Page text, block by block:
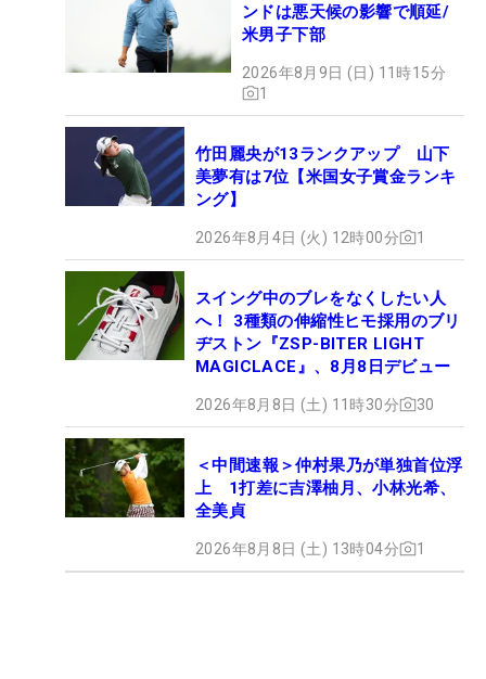
ンドは悪天候の影響で順延/
米男子下部
2026年8月9日 (日) 11時15分
1
竹田麗央が13ランクアップ 山下
美夢有は7位【米国女子賞金ランキ
ング】
2026年8月4日 (火) 12時00分 1
スイング中のブレをなくしたい人
へ！ 3種類の伸縮性ヒモ採用のブリ
ヂストン『ZSP-BITER LIGHT
MAGICLACE』、8月8日デビュー
2026年8月8日 (土) 11時30分 30
＜中間速報＞仲村果乃が単独首位浮
上 1打差に吉澤柚月、小林光希、
全美貞
2026年8月8日 (土) 13時04分 1